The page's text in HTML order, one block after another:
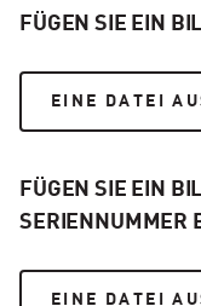
FÜGEN SIE EIN
EINE DATEI
FÜGEN SIE EIN
SERIENNUMMER
EINE DATEI